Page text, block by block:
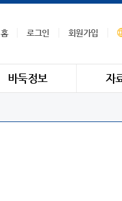
홈 로그인 회원가입
바둑정보 자